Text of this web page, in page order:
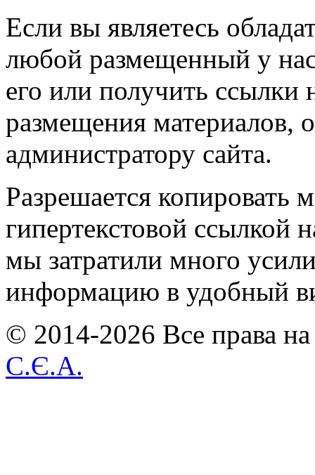
Если вы являетесь
любой размещенный у
его или получить ссылки
размещения материалов,
администратору сайта.
Разрешается копировать
гипертекстовой ссылкой
мы затратили много
информацию в удобный
© 2014-2026 Все права
С.Є.А.